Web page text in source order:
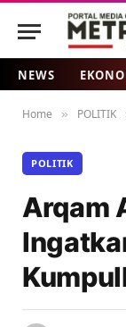
NEWS
Home » POLITIK
POLITIK
Arqam